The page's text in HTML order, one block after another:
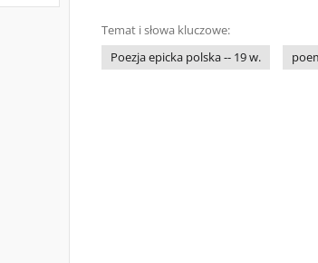
Temat i słowa kluczowe:
Poezja epicka polska -- 19 w.